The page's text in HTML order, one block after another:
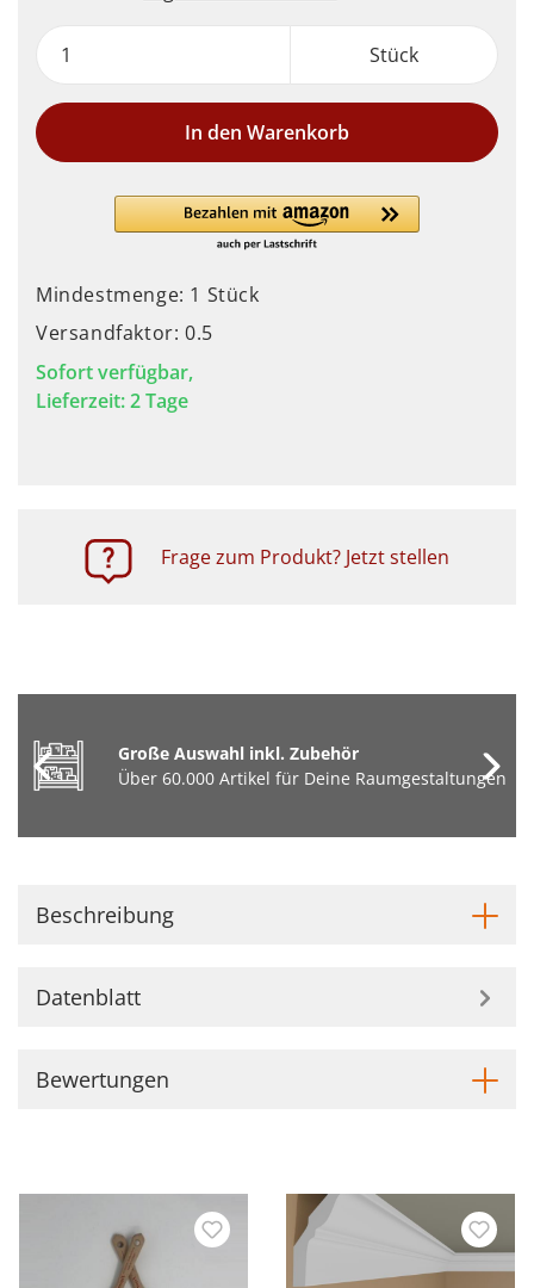
Stück
In den Warenkorb
Mindestmenge: 1 Stück
Versandfaktor: 0.5
Sofort verfügbar,
Lieferzeit: 2 Tage
Frage zum Produkt? Jetzt stellen
Große Auswahl inkl. Zubehör
Über 60.000 Artikel für Deine Raumgestaltungen
Beschreibung
Datenblatt
Bewertungen